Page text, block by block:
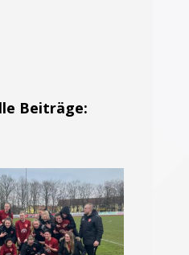
Beiträge: